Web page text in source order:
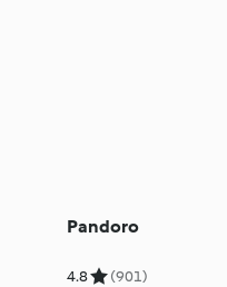
Pandoro
4.8 (901)